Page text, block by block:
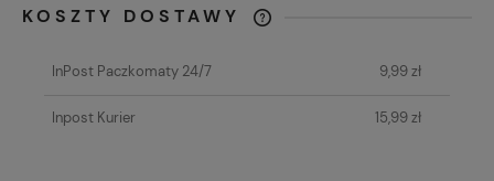
KOSZTY DOSTAWY
KOSZTÓW PŁATNOŚCI
InPost Paczkomaty 24/7 9,99 zł
Inpost Kurier 15,99 zł